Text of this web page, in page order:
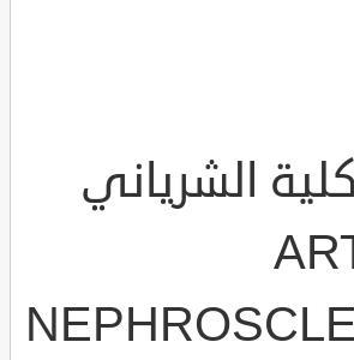
الشرياني